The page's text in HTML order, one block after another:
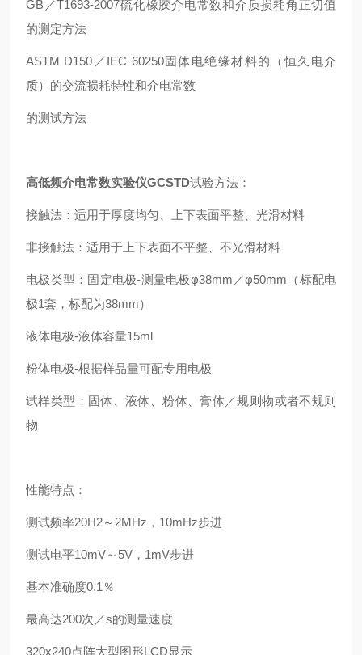
GB／T1693-2007硫化橡胶介电常数和介质损耗角正切值
的测定方法
ASTM D150／IEC 60250固体电绝缘材料的（恒久电介
质）的交流损耗特性和介电常数
的测试方法
高低频介电常数实验仪GCSTD试验方法：
接触法：适用于厚度均匀、上下表面平整、光滑材料
非接触法：适用于上下表面不平整、不光滑材料
电极类型：固定电极-测量电极φ38mm／φ50mm（标配电
极1套，标配为38mm）
液体电极-液体容量15ml
粉体电极-根据样品量可配专用电极
试样类型：固体、液体、粉体、膏体／规则物或者不规则
物
性能特点：
测试频率20H2～2MHz，10mHz步进
测试电平10mV～5V，1mV步进
基本准确度0.1％
最高达200次／s的测量速度
320x240点阵大型图形LCD显示